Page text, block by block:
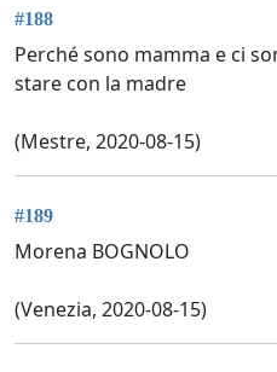
#188
Perché sono mamma e ci
stare con la madre
(Mestre, 2020-08-15)
#189
Morena BOGNOLO
(Venezia, 2020-08-15)